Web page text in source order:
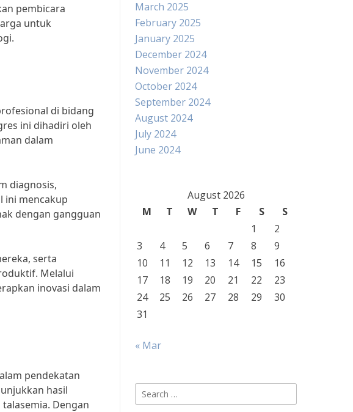
pembicara
untuk
di bidang
ini dihadiri oleh
dalam
diagnosis,
ini mencakup
dengan gangguan
serta
Melalui
inovasi dalam
pendekatan
hasil
Dengan
March 2025
February 2025
January 2025
December 2024
November 2024
October 2024
September 2024
August 2024
July 2024
June 2024
August 2026
M
T W T F S
S
1
2
3
4 5 6 7 8
9
10
11 12 13 14 15
16
17
18 19 20 21 22
23
24
25 26 27 28 29
30
31
« Mar
Search
for: